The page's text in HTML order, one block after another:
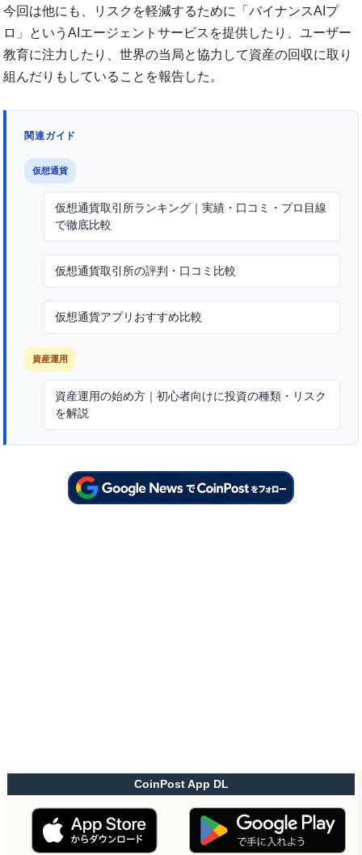
今回は他にも、リスクを軽減するために「バイナンスAIプ
ロ」というAIエージェントサービスを提供したり、ユーザー
教育に注力したり、世界の当局と協力して資産の回収に取り
組んだりもしていることを報告した。
関連ガイド
仮想通貨
仮想通貨取引所ランキング｜実績・口コミ・プロ目線
で徹底比較
仮想通貨取引所の評判・口コミ比較
仮想通貨アプリおすすめ比較
資産運用
資産運用の始め方｜初心者向けに投資の種類・リスク
を解説
CoinPost App DL